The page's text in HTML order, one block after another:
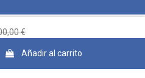
€
Añadir al carrito
con ♥ por Jose Pina y